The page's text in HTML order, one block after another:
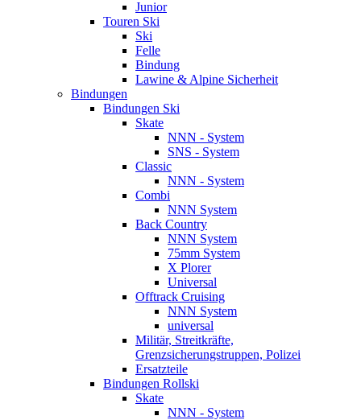
Junior
Touren Ski
Ski
Felle
Bindung
Lawine & Alpine Sicherheit
Bindungen
Bindungen Ski
Skate
NNN - System
SNS - System
Classic
NNN - System
Combi
NNN System
Back Country
NNN System
75mm System
X Plorer
Universal
Offtrack Cruising
NNN System
universal
Militär, Streitkräfte,
Grenzsicherungstruppen, Polizei
Ersatzteile
Bindungen Rollski
Skate
NNN - System